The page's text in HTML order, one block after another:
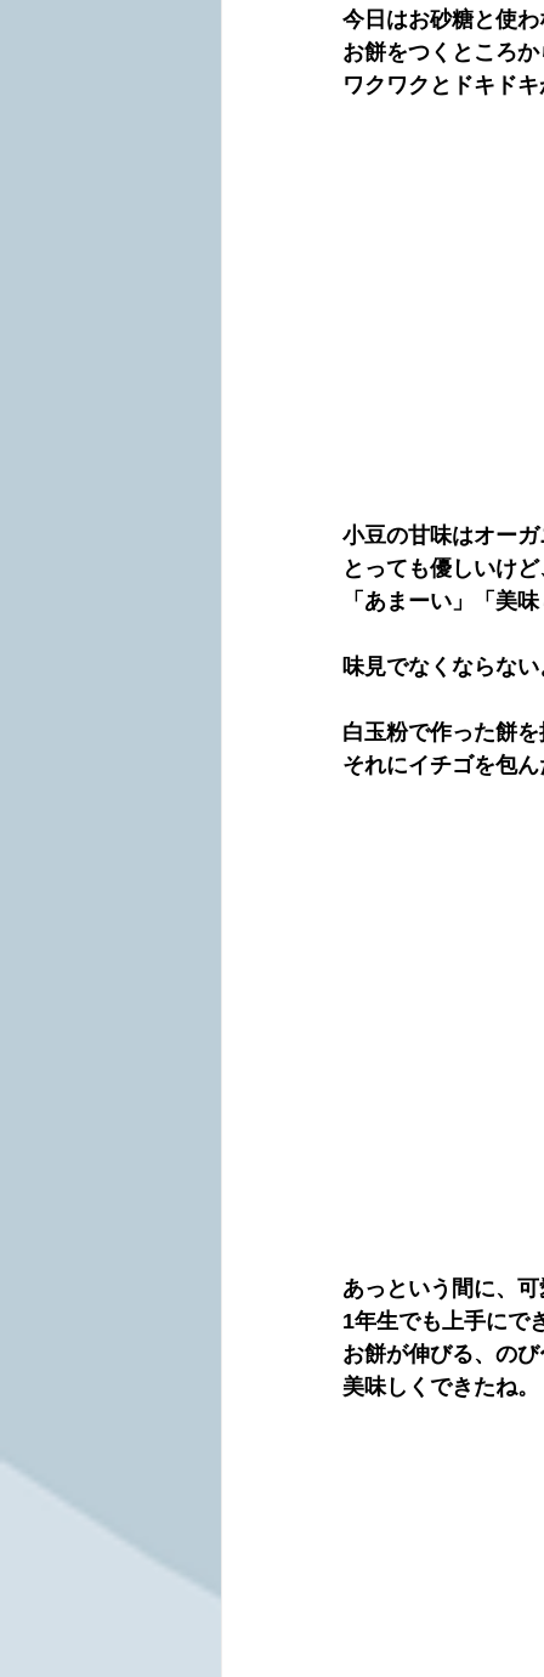
今日はお砂糖と使
お餅をつくところ
ワクワクとドキド
小豆の甘味はオー
とっても優しいけ
「あまーい」「美
味見でなくならな
白玉粉で作った餅
それにイチゴを包
あっという間に、
1年生でも上手にで
お餅が伸びる、の
美味しくできたね。